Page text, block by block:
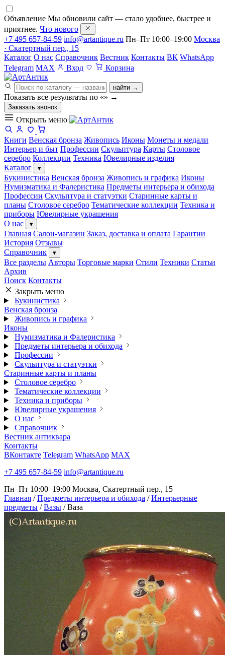
Объявление Мы обновили сайт — стало удобнее, быстрее и
приятнее. Что нового
+7 495 657-84-59 info@artantique.ru Пн–Пт 10:00–19:00 Москва
· Скатертный пер., 15
Каталог О нас Справочник Вестник Контакты ВК WhatsApp
Telegram MAX Вход Корзина
найти →
Показать все результаты по «» →
Заказать звонок
Открыть меню
Книги Венская бронза Живопись Иконы Монеты и медали
Интерьер и быт Профессии Скульптура Карты Столовое
серебро Коллекции Техника Ювелирные изделия
Каталог
▾
Букинистика Венская бронза Живопись и графика Иконы
Нумизматика и Фалеристика Предметы интерьера и обихода
Профессии Скульптура и статуэтки Старинные карты и
планы Столовое серебро Тематические коллекции Техника и
приборы Ювелирные украшения
О нас
▾
Главная Салон-магазин Заказ, доставка и оплата Гарантии
История Отзывы
Справочник
▾
Все разделы Авторы Торговые марки Стили Техники Статьи
Архив
Поиск Контакты
Закрыть меню
Букинистика
Венская бронза
Живопись и графика
Иконы
Нумизматика и Фалеристика
Предметы интерьера и обихода
Профессии
Скульптура и статуэтки
Старинные карты и планы
Столовое серебро
Тематические коллекции
Техника и приборы
Ювелирные украшения
О нас
Справочник
Вестник антиквара
Контакты
ВКонтакте Telegram WhatsApp MAX
+7 495 657-84-59 info@artantique.ru
Пн–Пт 10:00–19:00 Москва, Скатертный пер., 15
Главная / Предметы интерьера и обихода / Интерьерные
предметы / Вазы / Ваза